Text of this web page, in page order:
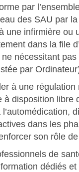
par
des SAU par
une infirmière ou
dans la file
nécessitant
par
à une régulation
à disposition libre
dans les
son rôle
de
dédiés et